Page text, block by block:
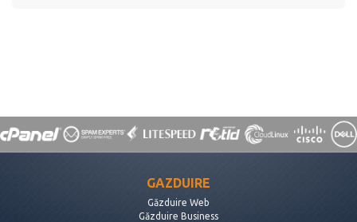
GAZDUIRE
Găzduire Web
Găzduire Business